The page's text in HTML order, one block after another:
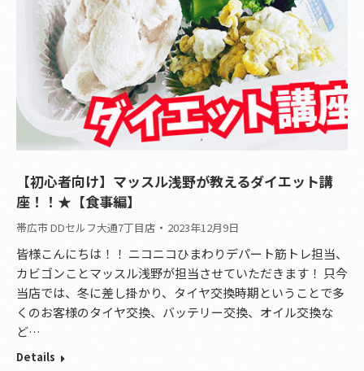
【初心者向け】マッスル浅野が教えるダイエット講
座！！★【食事編】
帯広市 DDセルフ大通7丁目店 2023年12月9日
皆様こんにちは！！ ニコニコひまわりデパート筋トレ担当、
カビゴンことマッスル浅野が担当させていただきます！ 只今
当店では、冬に差し掛かり、タイヤ交換時期ということで多
くのお客様のタイヤ交換、バッテリー交換、オイル交換な
ど…
Details